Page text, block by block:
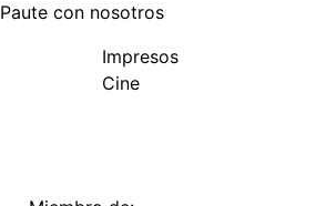
Paute con nosotros
Impresos
Cine